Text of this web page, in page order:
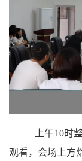
上午10时
观看，会场上方